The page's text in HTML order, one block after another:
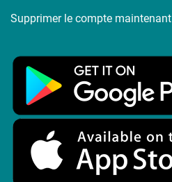
Supprimer le compte maintenant